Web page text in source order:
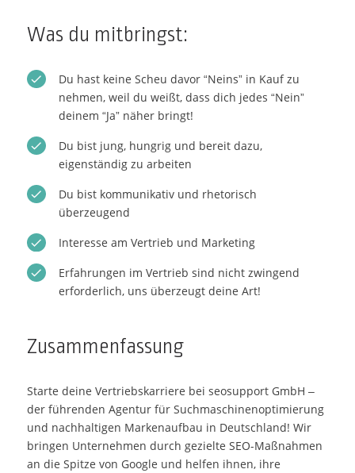
Was du mitbringst:
Du hast keine Scheu davor “Neins” in Kauf zu
nehmen, weil du weißt, dass dich jedes “Nein”
deinem “Ja” näher bringt!
Du bist jung, hungrig und bereit dazu,
eigenständig zu arbeiten
Du bist kommunikativ und rhetorisch
überzeugend
Interesse am Vertrieb und Marketing
Erfahrungen im Vertrieb sind nicht zwingend
erforderlich, uns überzeugt deine Art!
Zusammenfassung
Starte deine Vertriebskarriere bei seosupport GmbH –
der führenden Agentur für Suchmaschinenoptimierung
und nachhaltigen Markenaufbau in Deutschland! Wir
bringen Unternehmen durch gezielte SEO-Maßnahmen
an die Spitze von Google und helfen ihnen, ihre